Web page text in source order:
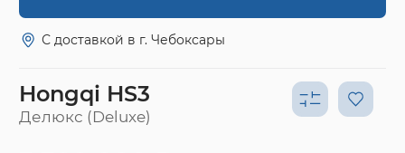
С доставкой в г. Чебоксары
Hongqi HS3
Делюкс (Deluxe)